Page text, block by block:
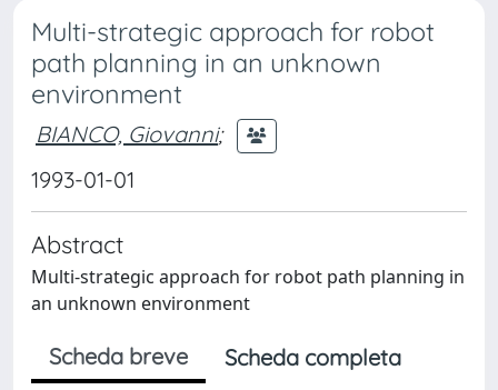
Multi-strategic approach for robot
path planning in an unknown
environment
BIANCO, Giovanni;
1993-01-01
Abstract
Multi-strategic approach for robot path planning in
an unknown environment
Scheda breve
Scheda completa